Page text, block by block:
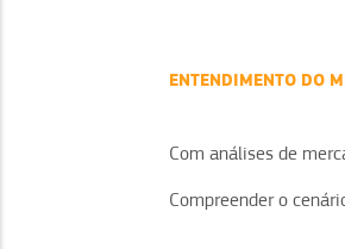
ENTENDIMENTO DO
Com análises de
Compreender o